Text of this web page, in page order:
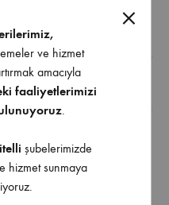
MUTFAK DONANIMLARI
çekmece sepeti,
ve depolamak
ve hizmet
amacıyla
faaliyetlerimizi
şubelerimizde
hizmet sunmaya